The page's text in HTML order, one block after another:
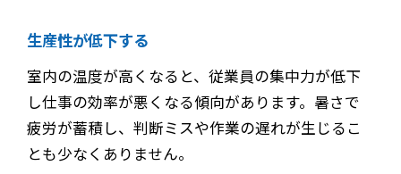
生産性が低下する
室内の温度が高くなると、従業員の集中力が低下
し仕事の効率が悪くなる傾向があります。暑さで
疲労が蓄積し、判断ミスや作業の遅れが生じるこ
とも少なくありません。